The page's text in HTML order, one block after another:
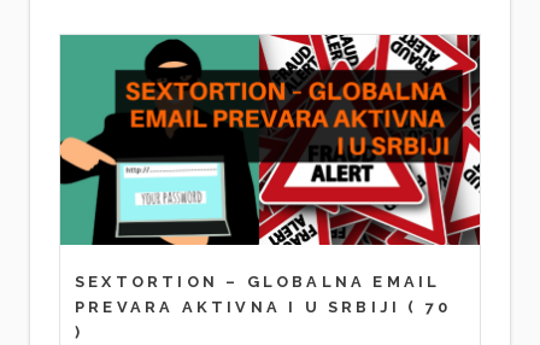
SEXTORTION – GLOBALNA EMAIL
PREVARA AKTIVNA I U SRBIJI
( 70
)